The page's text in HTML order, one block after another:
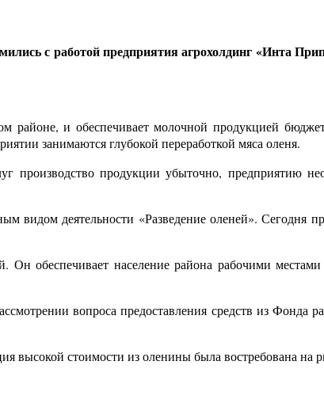
с работой предприятия агрохолдинг «Инта
районе, и обеспечивает молочной продукцией
занимаются глубокой переработкой мяса оленя.
производство продукции убыточно, предприятию
деятельности «Разведение оленей». Сегодня
обеспечивает население района рабочими
вопроса предоставления средств из Фонда
высокой стоимости из оленины была востребована на